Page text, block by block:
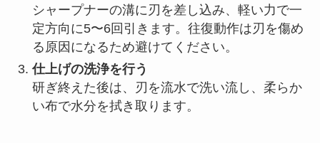
シャープナーの溝に刃を差し込み、軽い力で一
定方向に5〜6回引きます。往復動作は刃を傷め
る原因になるため避けてください。
仕上げの洗浄を行う
研ぎ終えた後は、刃を流水で洗い流し、柔らか
い布で水分を拭き取ります。